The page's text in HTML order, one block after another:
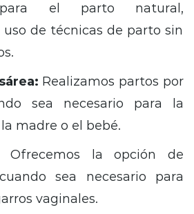
para el parto natural,
de técnicas de parto sin
Realizamos partos por
sea necesario para la
madre o el bebé.
Ofrecemos la opción de
sea necesario para
vaginales.